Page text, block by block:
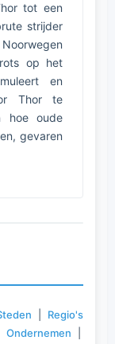
tot een
strijder
op het
en
Thor te
hoe oude
gevaren
Regio's
Ondernemen